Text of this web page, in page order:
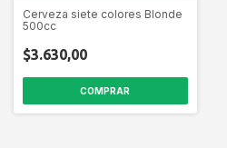
Cerveza siete colores Blonde
500cc
$3.630,00